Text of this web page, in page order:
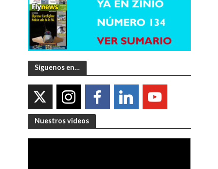
Síguenos en…
Nuestros videos